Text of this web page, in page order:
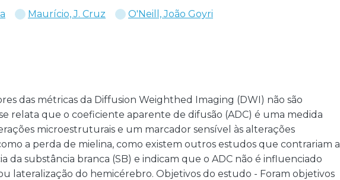
Maurício, J. Cruz O'Neill, João Goyri
das métricas da Diffusion Weighthed Imaging (DWI) não são
relata que o coeficiente aparente de difusão (ADC) é uma medida
microestruturais e um marcador sensível às alterações
a perda de mielina, como existem outros estudos que contrariam a
da substância branca (SB) e indicam que o ADC não é influenciado
lateralização do hemicérebro. Objetivos do estudo - Foram objetivos